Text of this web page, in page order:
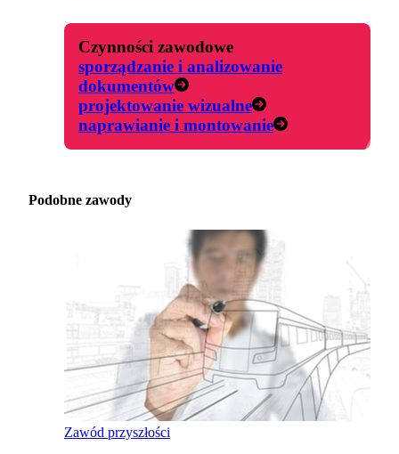
Czynności zawodowe
sporządzanie i analizowanie
dokumentów
projektowanie wizualne
naprawianie i montowanie
Podobne zawody
Zawód przyszłości